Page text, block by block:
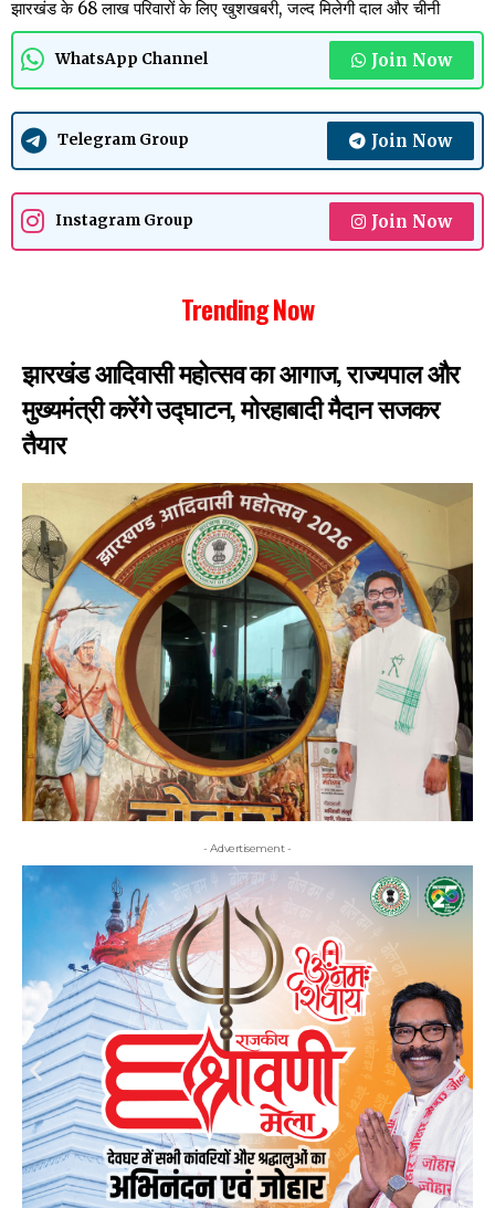
झारखंड के 68 लाख परिवारों के लिए खुशखबरी, जल्द मिलेगी दाल और चीनी
WhatsApp Channel Join Now
Telegram Group Join Now
Instagram Group Join Now
Trending Now
झारखंड आदिवासी महोत्सव का आगाज, राज्यपाल और
मुख्यमंत्री करेंगे उद्घाटन, मोरहाबादी मैदान सजकर
तैयार
- Advertisement -